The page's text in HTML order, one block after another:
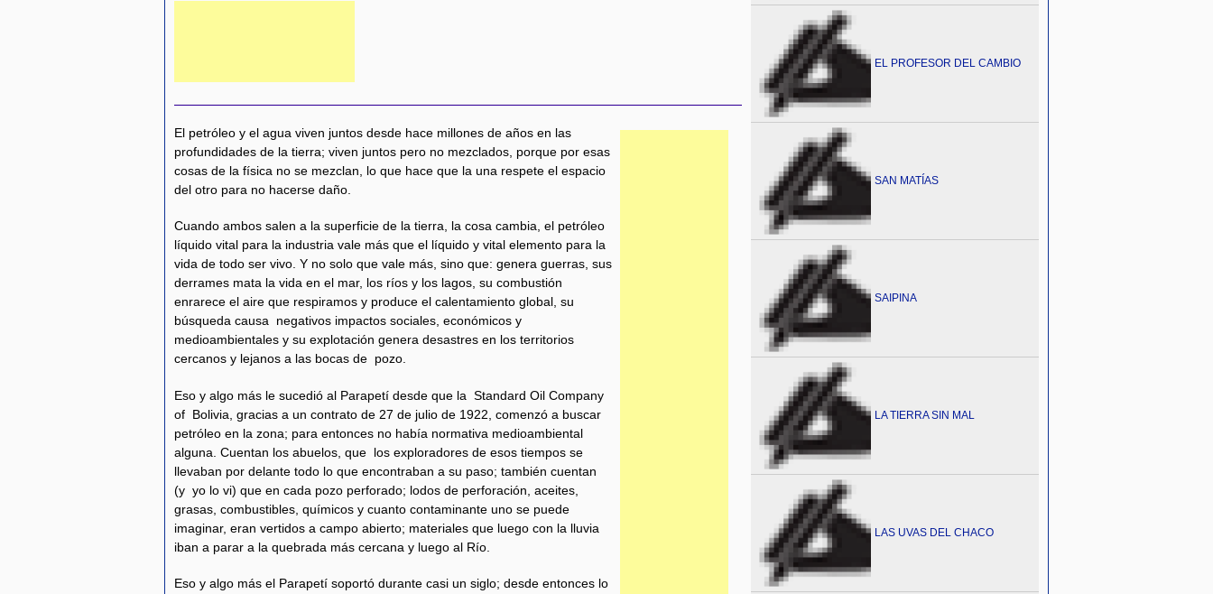
El petróleo y el agua viven juntos desde hace millones de años en las
profundidades de la tierra; viven juntos pero no mezclados, porque por esas
cosas de la física no se mezclan, lo que hace que la una respete el espacio
del otro para no hacerse daño.
Cuando ambos salen a la superficie de la tierra, la cosa cambia, el petróleo
líquido vital para la industria vale más que el líquido y vital elemento para la
vida de todo ser vivo. Y no solo que vale más, sino que: genera guerras, sus
derrames mata la vida en el mar, los ríos y los lagos, su combustión
enrarece el aire que respiramos y produce el calentamiento global, su
búsqueda causa negativos impactos sociales, económicos y
medioambientales y su explotación genera desastres en los territorios
cercanos y lejanos a las bocas de pozo.
Eso y algo más le sucedió al Parapetí desde que la Standard Oil Company
of Bolivia, gracias a un contrato de 27 de julio de 1922, comenzó a buscar
petróleo en la zona; para entonces no había normativa medioambiental
alguna. Cuentan los abuelos, que los exploradores de esos tiempos se
llevaban por delante todo lo que encontraban a su paso; también cuentan
(y yo lo vi) que en cada pozo perforado; lodos de perforación, aceites,
grasas, combustibles, químicos y cuanto contaminante uno se puede
imaginar, eran vertidos a campo abierto; materiales que luego con la lluvia
iban a parar a la quebrada más cercana y luego al Río.
Eso y algo más el Parapetí soportó durante casi un siglo; desde entonces lo
EL PROFESOR DEL CAMBIO
SAN MATÍAS
SAIPINA
LA TIERRA SIN MAL
LAS UVAS DEL CHACO